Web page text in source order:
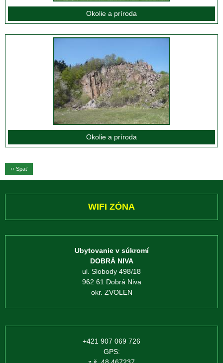
Okolie a príroda
Okolie a príroda
‹‹ Späť
WIFI ZÓNA
Ubytovanie v súkromí
DOBRÁ NIVA
ul. Slobody 498/18
962 61 Dobrá Niva
okr. ZVOLEN
+421 907 069 726
GPS: